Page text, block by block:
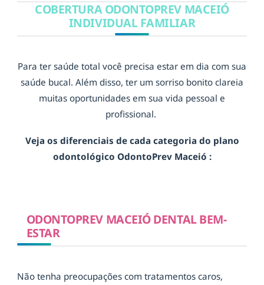
COBERTURA ODONTOPREV MACEIÓ
INDIVIDUAL FAMILIAR
Para ter saúde total você precisa estar em dia com sua
saúde bucal. Além disso, ter um sorriso bonito clareia
muitas oportunidades em sua vida pessoal e
profissional.
Veja os diferenciais de cada categoria do plano
odontológico OdontoPrev Maceió :
ODONTOPREV MACEIÓ DENTAL BEM-
ESTAR
Não tenha preocupações com tratamentos caros,